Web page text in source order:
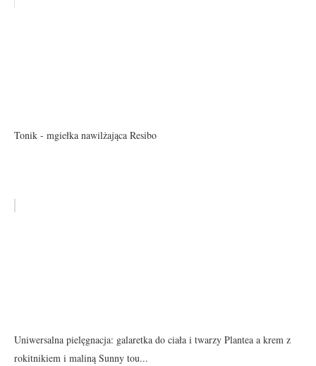
Tonik - mgiełka nawilżająca Resibo
Uniwersalna pielęgnacja: galaretka do ciała i twarzy Plantea a krem z
rokitnikiem i maliną Sunny tou...